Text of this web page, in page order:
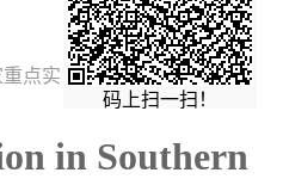
码上扫一扫！
点实
in Southern